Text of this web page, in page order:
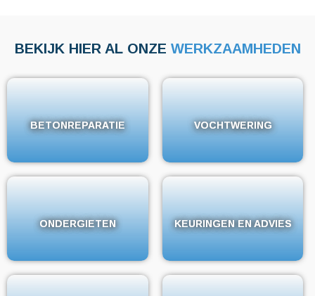
BEKIJK HIER AL ONZE WERKZAAMHEDEN
BETONREPARATIE
BETONREPARATIE VOCHTWERING
VOCHTWERING
ONDERGIETEN
ONDERGIETEN KEURINGEN EN ADVIES
KEURINGEN EN ADVIES